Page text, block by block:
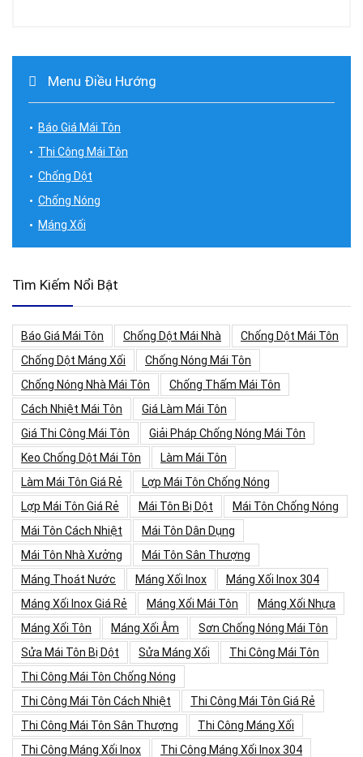
Menu Điều Hướng
Báo Giá Mái Tôn
Thi Công Mái Tôn
Chống Dột
Chống Nóng
Máng Xối
Tìm Kiếm Nổi Bật
Báo Giá Mái Tôn Chống Dột Mái Nhà
Chống Dột Mái Tôn
Chống Dột Máng Xối
Chống Nóng Mái Tôn
Chống Nóng Nhà Mái Tôn
Chống Thấm Mái Tôn
Cách Nhiệt Mái Tôn
Giá Làm Mái Tôn
Giá Thi Công Mái Tôn
Giải Pháp Chống Nóng Mái Tôn
Keo Chống Dột Mái Tôn
Làm Mái Tôn
Làm Mái Tôn Giá Rẻ
Lợp Mái Tôn Chống Nóng
Lợp Mái Tôn Giá Rẻ
Mái Tôn Bị Dột
Mái Tôn Chống Nóng
Mái Tôn Cách Nhiệt
Mái Tôn Dân Dụng
Mái Tôn Nhà Xưởng
Mái Tôn Sân Thượng
Máng Thoát Nước
Máng Xối Inox
Máng Xối Inox 304
Máng Xối Inox Giá Rẻ
Máng Xối Mái Tôn
Máng Xối Nhựa
Máng Xối Tôn
Máng Xối Âm
Sơn Chống Nóng Mái Tôn
Sửa Mái Tôn Bị Dột
Sửa Máng Xối
Thi Công Mái Tôn
Thi Công Mái Tôn Chống Nóng
Thi Công Mái Tôn Cách Nhiệt
Thi Công Mái Tôn Giá Rẻ
Thi Công Mái Tôn Sân Thượng
Thi Công Máng Xối
Thi Công Máng Xối Inox
Thi Công Máng Xối Inox 304